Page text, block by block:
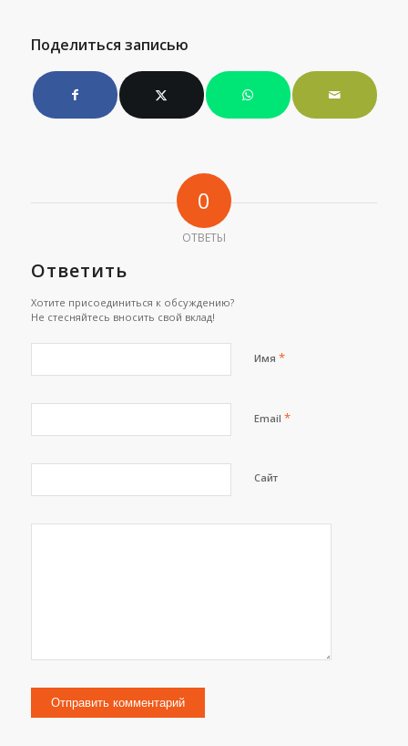
Поделиться записью
0
ОТВЕТЫ
Ответить
Хотите присоединиться к обсуждению?
Не стесняйтесь вносить свой вклад!
Имя *
Email *
Сайт